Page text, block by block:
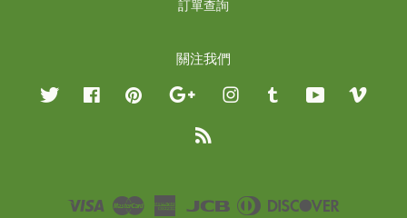
訂單查詢
關注我們
Twitter Facebook Pinterest Google InstagramTumblr YouTube
Visa Master
American
JCB
Diners